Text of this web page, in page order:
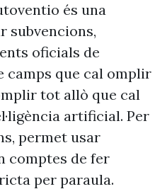
és una
subvencions,
oficials de
camps que cal omplir
tot allò que cal
artificial. Per
permet usar
comptes de fer
per paraula.